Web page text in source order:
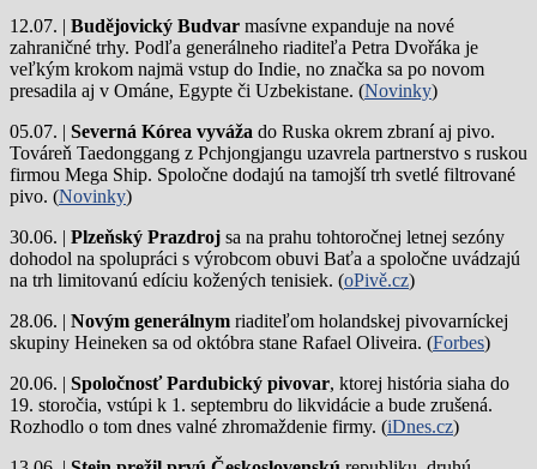
12.07. | Budějovický Budvar masívne expanduje na nové
zahraničné trhy. Podľa generálneho riaditeľa Petra Dvořáka je
veľkým krokom najmä vstup do Indie, no značka sa po novom
presadila aj v Ománe, Egypte či Uzbekistane. (Novinky)
05.07. | Severná Kórea vyváža do Ruska okrem zbraní aj pivo.
Továreň Taedonggang z Pchjongjangu uzavrela partnerstvo s ruskou
firmou Mega Ship. Spoločne dodajú na tamojší trh svetlé filtrované
pivo. (Novinky)
30.06. | Plzeňský Prazdroj sa na prahu tohtoročnej letnej sezóny
dohodol na spolupráci s výrobcom obuvi Baťa a spoločne uvádzajú
na trh limitovanú edíciu kožených tenisiek. (oPivě.cz)
28.06. | Novým generálnym riaditeľom holandskej pivovarníckej
skupiny Heineken sa od októbra stane Rafael Oliveira. (Forbes)
20.06. | Spoločnosť Pardubický pivovar, ktorej história siaha do
19. storočia, vstúpi k 1. septembru do likvidácie a bude zrušená.
Rozhodlo o tom dnes valné zhromaždenie firmy. (iDnes.cz)